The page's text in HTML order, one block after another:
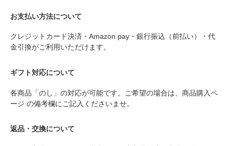
お支払い方法について
クレジットカード決済・Amazon pay・銀行振込（前払い）・代
金引換がご利用いただけます。
ギフト対応について
各商品「のし」の対応が可能です。ご希望の場合は、商品購入ペ
ージ の備考欄にご記入くださいませ。
返品・交換について